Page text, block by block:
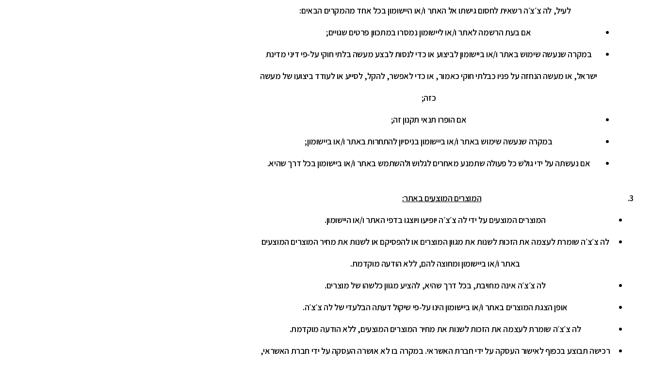
לעיל, לה צ׳צ׳ה רשאית לחסום גישתו אל האתר ו/או היישומון בכל אחד מהמקרים הבאים:
אם בעת הרשמה לאתר ו/או ליישומון נמסרו במתכוון פרטים שגויים;
במקרה שנעשה שימוש באתר ו/או ביישומון לביצוע או כדי לנסות לבצע מעשה בלתי חוקי על-פי דיני מדינת
ישראל, או מעשה הנחזה על פניו כבלתי חוקי כאמור, או כדי לאפשר, להקל, לסייע או לעודד ביצועו של מעשה
כזה;
אם הופרו תנאי תקנון זה;
במקרה שנעשה שימוש באתר ו/או ביישומון בניסיון להתחרות באתר ו/או ביישומון;
אם נעשתה על ידי גולש כל פעולה שתמנע מאחרים לגלוש ולהשתמש באתר ו/או ביישומון בכל דרך שהיא.
המוצרים המוצעים באתר:
המוצרים המוצעים על ידי לה צ׳צ׳ה יופיעו ויוצגו בדפי האתר ו/או היישומון.
לה צ׳צ׳ה שומרת לעצמה את הזכות לשנות את מגוון המוצרים או להפסיקם או לשנות את מחיר המוצרים המוצעים
באתר ו/או ביישומון ומחוצה להם, ללא הודעה מוקדמת.
לה צ׳צ׳ה אינה מחויבת, בכל דרך שהיא, להציע מגוון כלשהו של מוצרים.
אופן הצגת המוצרים באתר ו/או ביישומון הינו על-פי שיקול דעתה הבלעדי של לה צ׳צ׳ה.
לה צ׳צ׳ה שומרת לעצמה את הזכות לשנות את מחיר המוצרים המוצעים, ללא הודעה מוקדמת.
רכישה תבוצע בכפוף לאישור העסקה על ידי חברת האשראי. במקרה בו לא אושרה העסקה על ידי חברת האשראי,